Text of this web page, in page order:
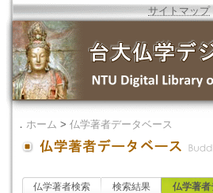
サイトマップ
． ホーム > 仏学著者データベース
仏学著者検索 検索結果 仏学著者